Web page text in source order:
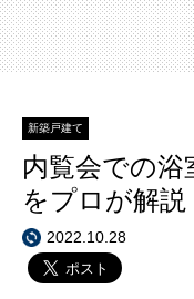
新築戸建て
内覧会での浴
をプロが解説
2022.10.28